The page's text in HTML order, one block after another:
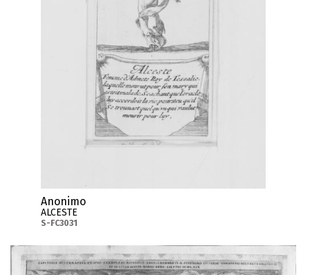
Anonimo
ALCESTE
S-FC3031